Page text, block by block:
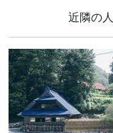
近隣の